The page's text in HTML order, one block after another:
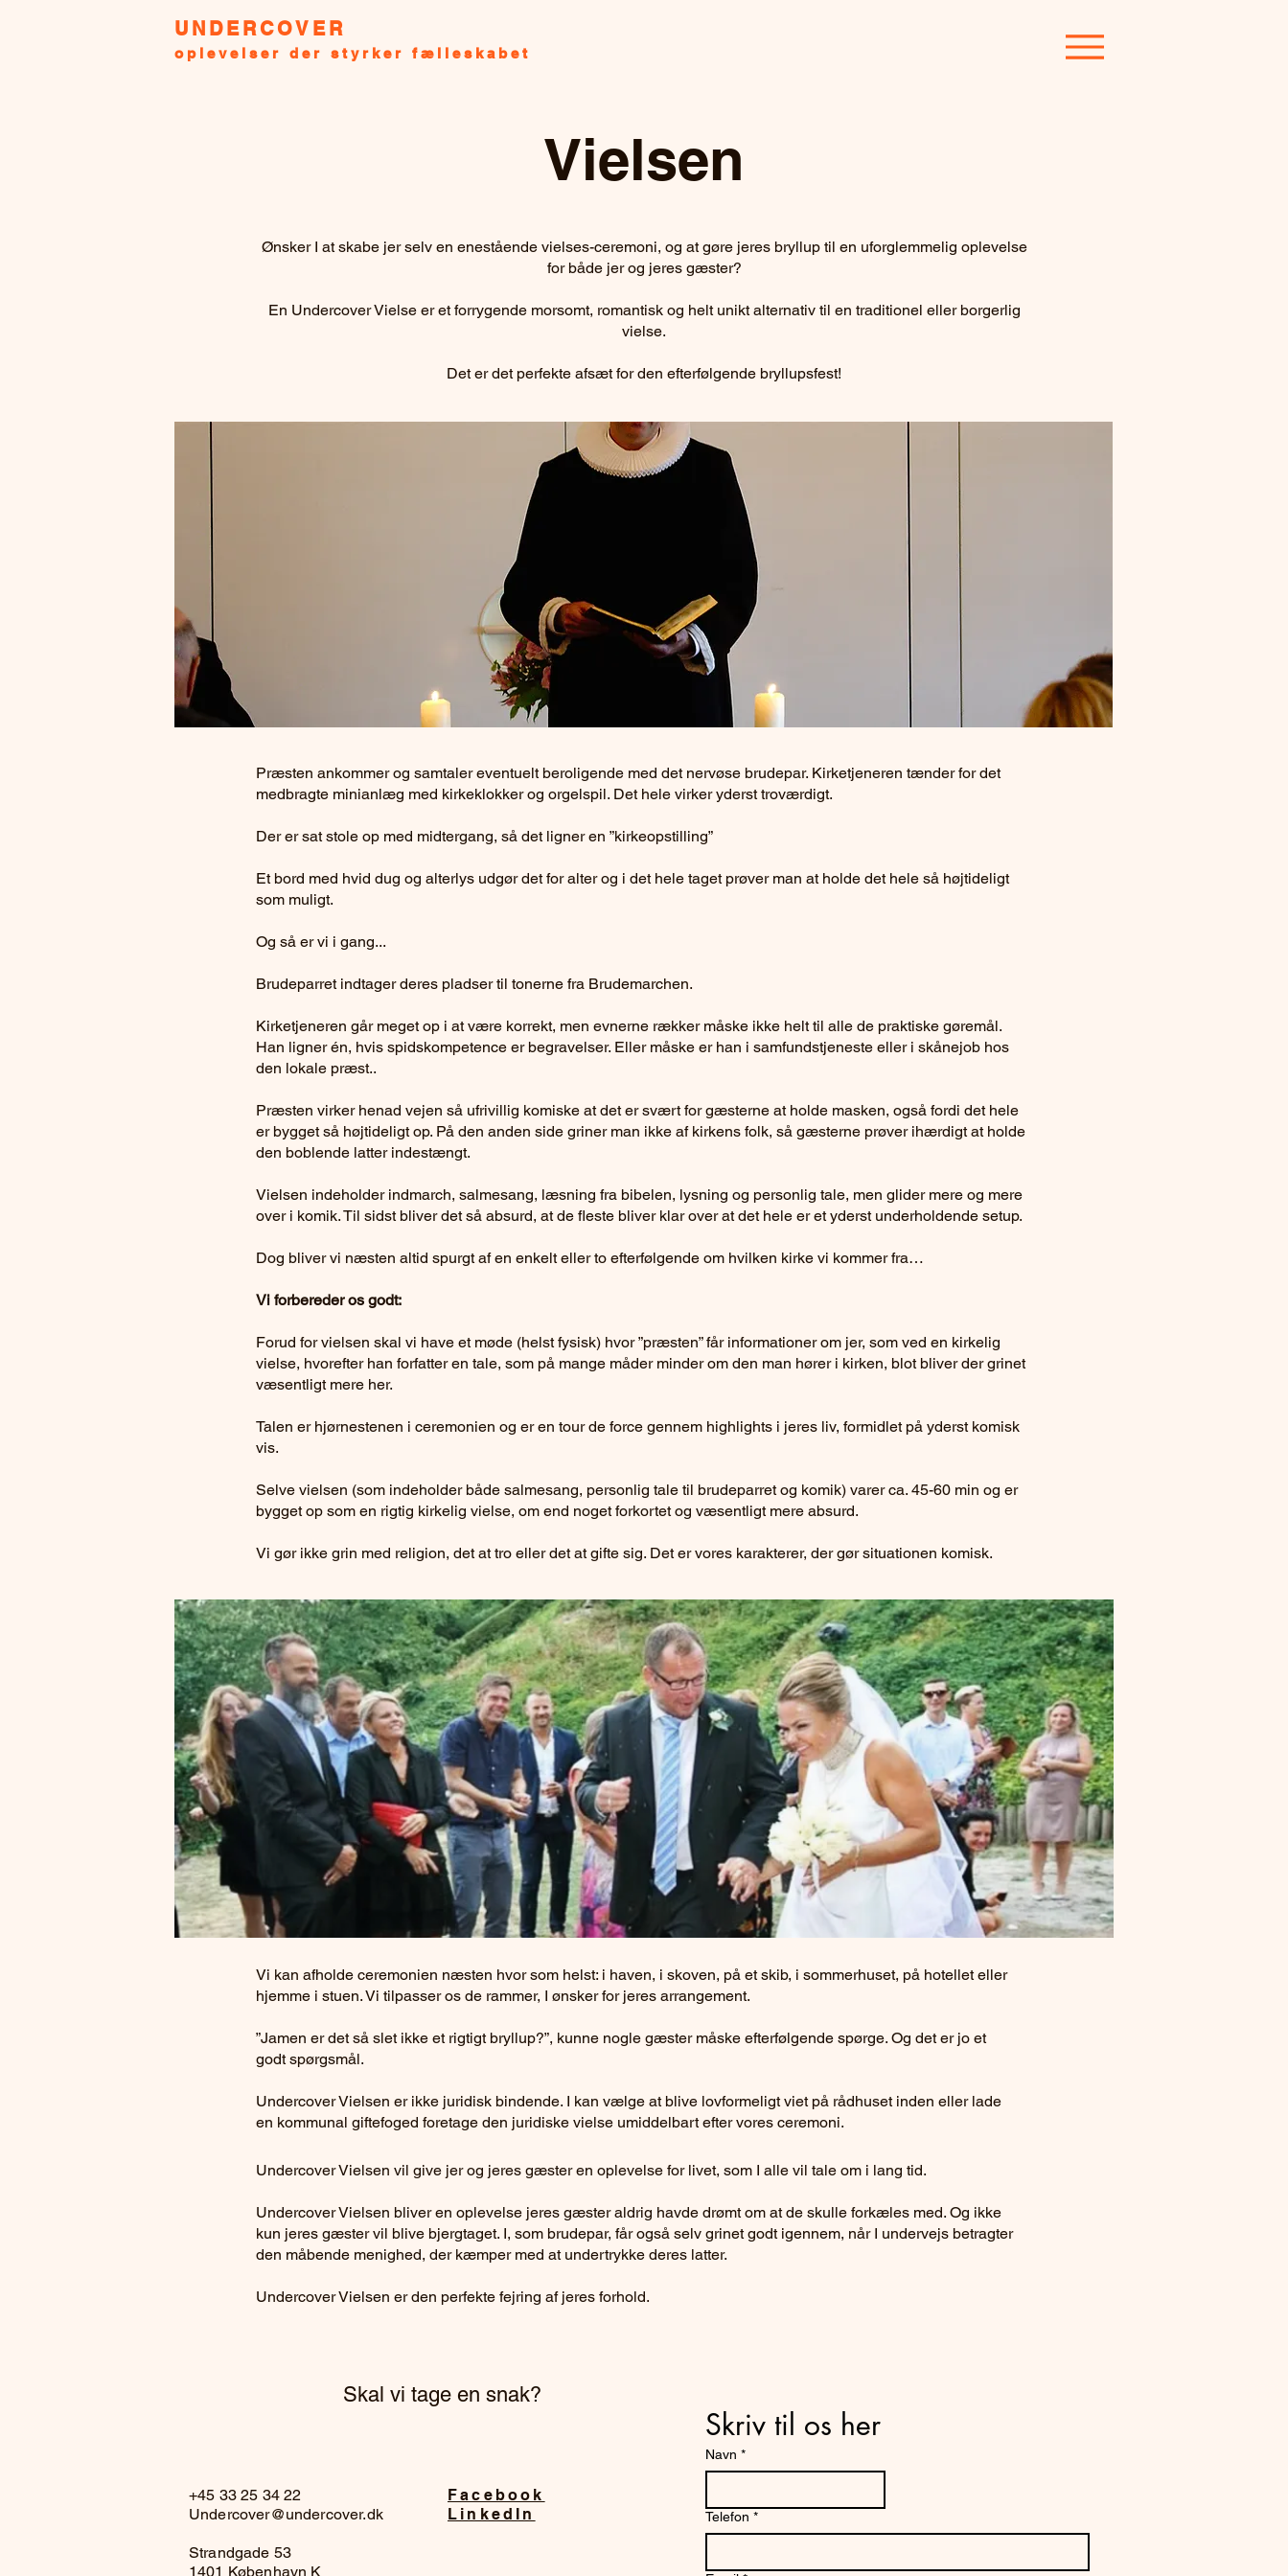
UNDERCOVER
oplevelser der styrker fælleskabet
Vielsen
Ønsker I at skabe jer selv en enestående vielses-ceremoni, og at gøre jeres bryllup til en uforglemmelig oplevelse
for både jer og jeres gæster?
En Undercover Vielse er et forrygende morsomt, romantisk og helt unikt alternativ til en traditionel eller borgerlig
vielse.
Det er det perfekte afsæt for den efterfølgende bryllupsfest!
Præsten ankommer og samtaler eventuelt beroligende med det nervøse brudepar. Kirketjeneren tænder for det
medbragte minianlæg med kirkeklokker og orgelspil. Det hele virker yderst troværdigt.
Der er sat stole op med midtergang, så det ligner en ”kirkeopstilling”
Et bord med hvid dug og alterlys udgør det for alter og i det hele taget prøver man at holde det hele så højtideligt
som muligt.
Og så er vi i gang...
Brudeparret indtager deres pladser til tonerne fra Brudemarchen.
Kirketjeneren går meget op i at være korrekt, men evnerne rækker måske ikke helt til alle de praktiske gøremål.
Han ligner én, hvis spidskompetence er begravelser. Eller måske er han i samfundstjeneste eller i skånejob hos
den lokale præst..
Præsten virker henad vejen så ufrivillig komiske at det er svært for gæsterne at holde masken, også fordi det hele
er bygget så højtideligt op. På den anden side griner man ikke af kirkens folk, så gæsterne prøver ihærdigt at holde
den boblende latter indestængt.
Vielsen indeholder indmarch, salmesang, læsning fra bibelen, lysning og personlig tale, men glider mere og mere
over i komik. Til sidst bliver det så absurd, at de fleste bliver klar over at det hele er et yderst underholdende setup.
Dog bliver vi næsten altid spurgt af en enkelt eller to efterfølgende om hvilken kirke vi kommer fra…
Vi forbereder os godt:
Forud for vielsen skal vi have et møde (helst fysisk) hvor ”præsten” får informationer om jer, som ved en kirkelig
vielse, hvorefter han forfatter en tale, som på mange måder minder om den man hører i kirken, blot bliver der grinet
væsentligt mere her.
Talen er hjørnestenen i ceremonien og er en tour de force gennem highlights i jeres liv, formidlet på yderst komisk
vis.
Selve vielsen (som indeholder både salmesang, personlig tale til brudeparret og komik) varer ca. 45-60 min og er
bygget op som en rigtig kirkelig vielse, om end noget forkortet og væsentligt mere absurd.
Vi gør ikke grin med religion, det at tro eller det at gifte sig. Det er vores karakterer, der gør situationen komisk.
Vi kan afholde ceremonien næsten hvor som helst: i haven, i skoven, på et skib, i sommerhuset, på hotellet eller
hjemme i stuen. Vi tilpasser os de rammer, I ønsker for jeres arrangement.
”Jamen er det så slet ikke et rigtigt bryllup?”, kunne nogle gæster måske efterfølgende spørge. Og det er jo et
godt spørgsmål.
Undercover Vielsen er ikke juridisk bindende. I kan vælge at blive lovformeligt viet på rådhuset inden eller lade
en kommunal giftefoged foretage den juridiske vielse umiddelbart efter vores ceremoni.
Undercover Vielsen vil give jer og jeres gæster en oplevelse for livet, som I alle vil tale om i lang tid.
Undercover Vielsen bliver en oplevelse jeres gæster aldrig havde drømt om at de skulle forkæles med. Og ikke
kun jeres gæster vil blive bjergtaget. I, som brudepar, får også selv grinet godt igennem, når I undervejs betragter
den måbende menighed, der kæmper med at undertrykke deres latter.
Undercover Vielsen er den perfekte fejring af jeres forhold.
+45 33 25 34 22
Undercover@undercover.dk
Strandgade 53
1401 København K
Facebook
LinkedIn
Skriv til os her
Navn *
Telefon *
Skal vi tage en snak?